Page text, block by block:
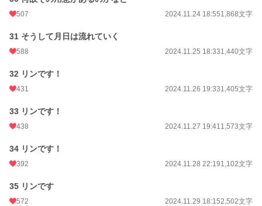
507 2024.11.24 18:551,868文字
31 そうして月日は流れていく
588 2024.11.25 18:331,440文字
32 リンです！
431 2024.11.26 19:331,405文字
33 リンです！
438 2024.11.27 19:411,573文字
34 リンです！
392 2024.11.28 22:191,102文字
35 リンです
572 2024.11.29 18:152,502文字